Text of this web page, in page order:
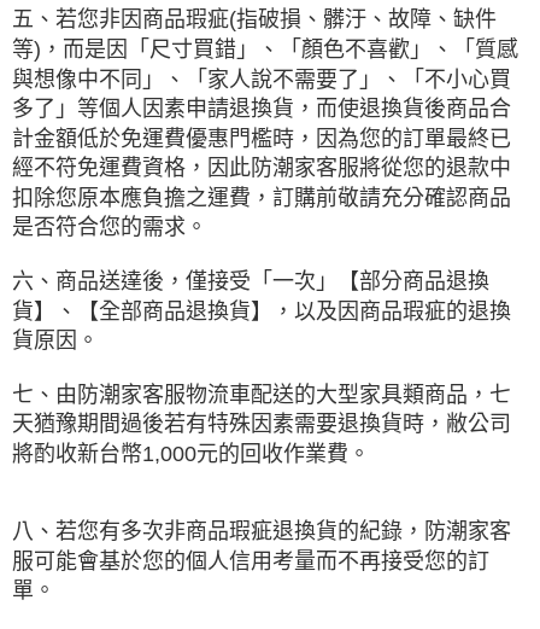
五、若您非因商品瑕疵(指破損、髒汙、故障、缺件
等)，而是因「尺寸買錯」、「顏色不喜歡」、「質感
與想像中不同」、「家人說不需要了」、「不小心買
多了」等個人因素申請退換貨，而使退換貨後商品合
計金額低於免運費優惠門檻時，因為您的訂單最終已
經不符免運費資格，因此防潮家客服將從您的退款中
扣除您原本應負擔之運費，訂購前敬請充分確認商品
是否符合您的需求。
六、商品送達後，僅接受「一次」【部分商品退換
貨】、【全部商品退換貨】，以及因商品瑕疵的退換
貨原因。
七、由防潮家客服物流車配送的大型家具類商品，七
天猶豫期間過後若有特殊因素需要退換貨時，敝公司
將酌收新台幣1,000元的回收作業費。
八、若您有多次非商品瑕疵退換貨的紀錄，防潮家客
服可能會基於您的個人信用考量而不再接受您的訂
單。